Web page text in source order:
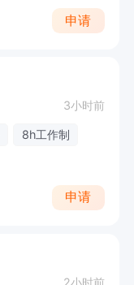
申请
3小时前
8h工作制
申请